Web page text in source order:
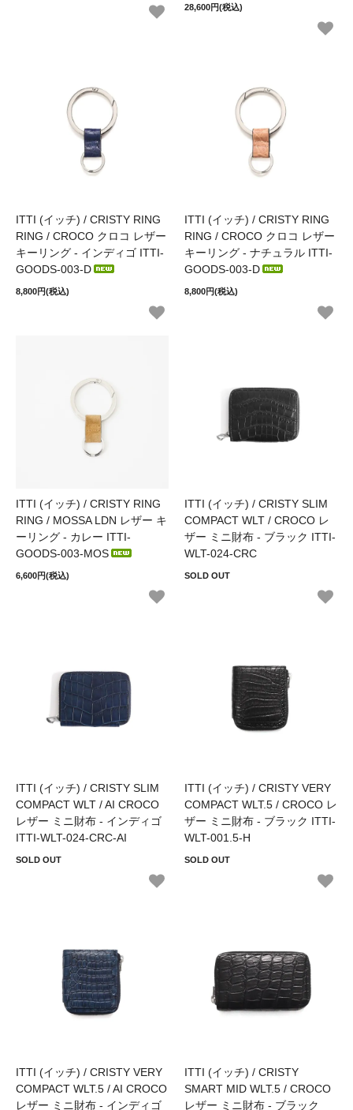
28,600円(税込)
ITTI (イッチ) / CRISTY RING
RING / CROCO クロコ レザー
キーリング - インディゴ ITTI-
GOODS-003-D
8,800円(税込)
ITTI (イッチ) / CRISTY RING
RING / CROCO クロコ レザー
キーリング - ナチュラル ITTI-
GOODS-003-D
8,800円(税込)
ITTI (イッチ) / CRISTY RING
RING / MOSSA LDN レザー キ
ーリング - カレー ITTI-
GOODS-003-MOS
6,600円(税込)
ITTI (イッチ) / CRISTY SLIM
COMPACT WLT / CROCO レ
ザー ミニ財布 - ブラック ITTI-
WLT-024-CRC
SOLD OUT
ITTI (イッチ) / CRISTY SLIM
COMPACT WLT / AI CROCO
レザー ミニ財布 - インディゴ
ITTI-WLT-024-CRC-AI
SOLD OUT
ITTI (イッチ) / CRISTY VERY
COMPACT WLT.5 / CROCO レ
ザー ミニ財布 - ブラック ITTI-
WLT-001.5-H
SOLD OUT
ITTI (イッチ) / CRISTY VERY
COMPACT WLT.5 / AI CROCO
レザー ミニ財布 - インディゴ
ITTI (イッチ) / CRISTY
SMART MID WLT.5 / CROCO
レザー ミニ財布 - ブラック